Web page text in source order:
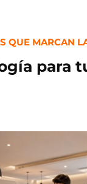
QUE MARCAN
para